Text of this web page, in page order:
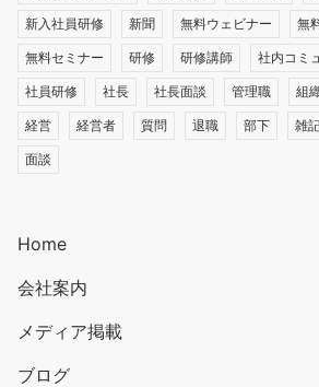
新入社員研修 新聞 無料ウェビナー 無
無料セミナー 研修 研修講師 社内コミ
社員研修 社長 社長面談 管理職 組
経営 経営者 質問 退職 部下 雑
面談
Home
会社案内
メディア掲載
ブログ